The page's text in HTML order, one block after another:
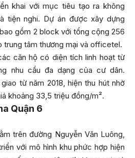
khai với mục tiêu tạo ra không
tiện nghi. Dự án được xây dựng
gồm 2 block với tổng cộng 256
trung tâm thương mại và officetel.
căn hộ có diện tích linh hoạt từ
nhu cầu đa dạng của cư dân.
từ năm 2018, hiện thu hút nhờ
khoảng 33,5 triệu đồng/m².
Quận 6
trên đường Nguyễn Văn Luông,
với mô hình khu phức hợp hiện